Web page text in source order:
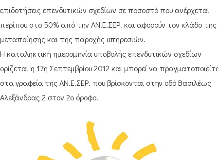
επιδοτήσεις επενδυτικών σχεδίων σε ποσοστό που ανέρχεται
περίπου στο 50% από την ΑΝ.Ε.ΣΕΡ. και αφορούν τον κλάδο της
μεταποίησης και της παροχής υπηρεσιών.
Η καταληκτική ημερομηνία υποβολής επενδυτικών σχεδίων
ορίζεται η 17η Σεπτεμβρίου 2012 και μπορεί να
στα γραφεία της ΑΝ.Ε.ΣΕΡ. που βρίσκονται στην οδό Βασιλέως
Αλεξάνδρας 2 στον 2ο όροφο.